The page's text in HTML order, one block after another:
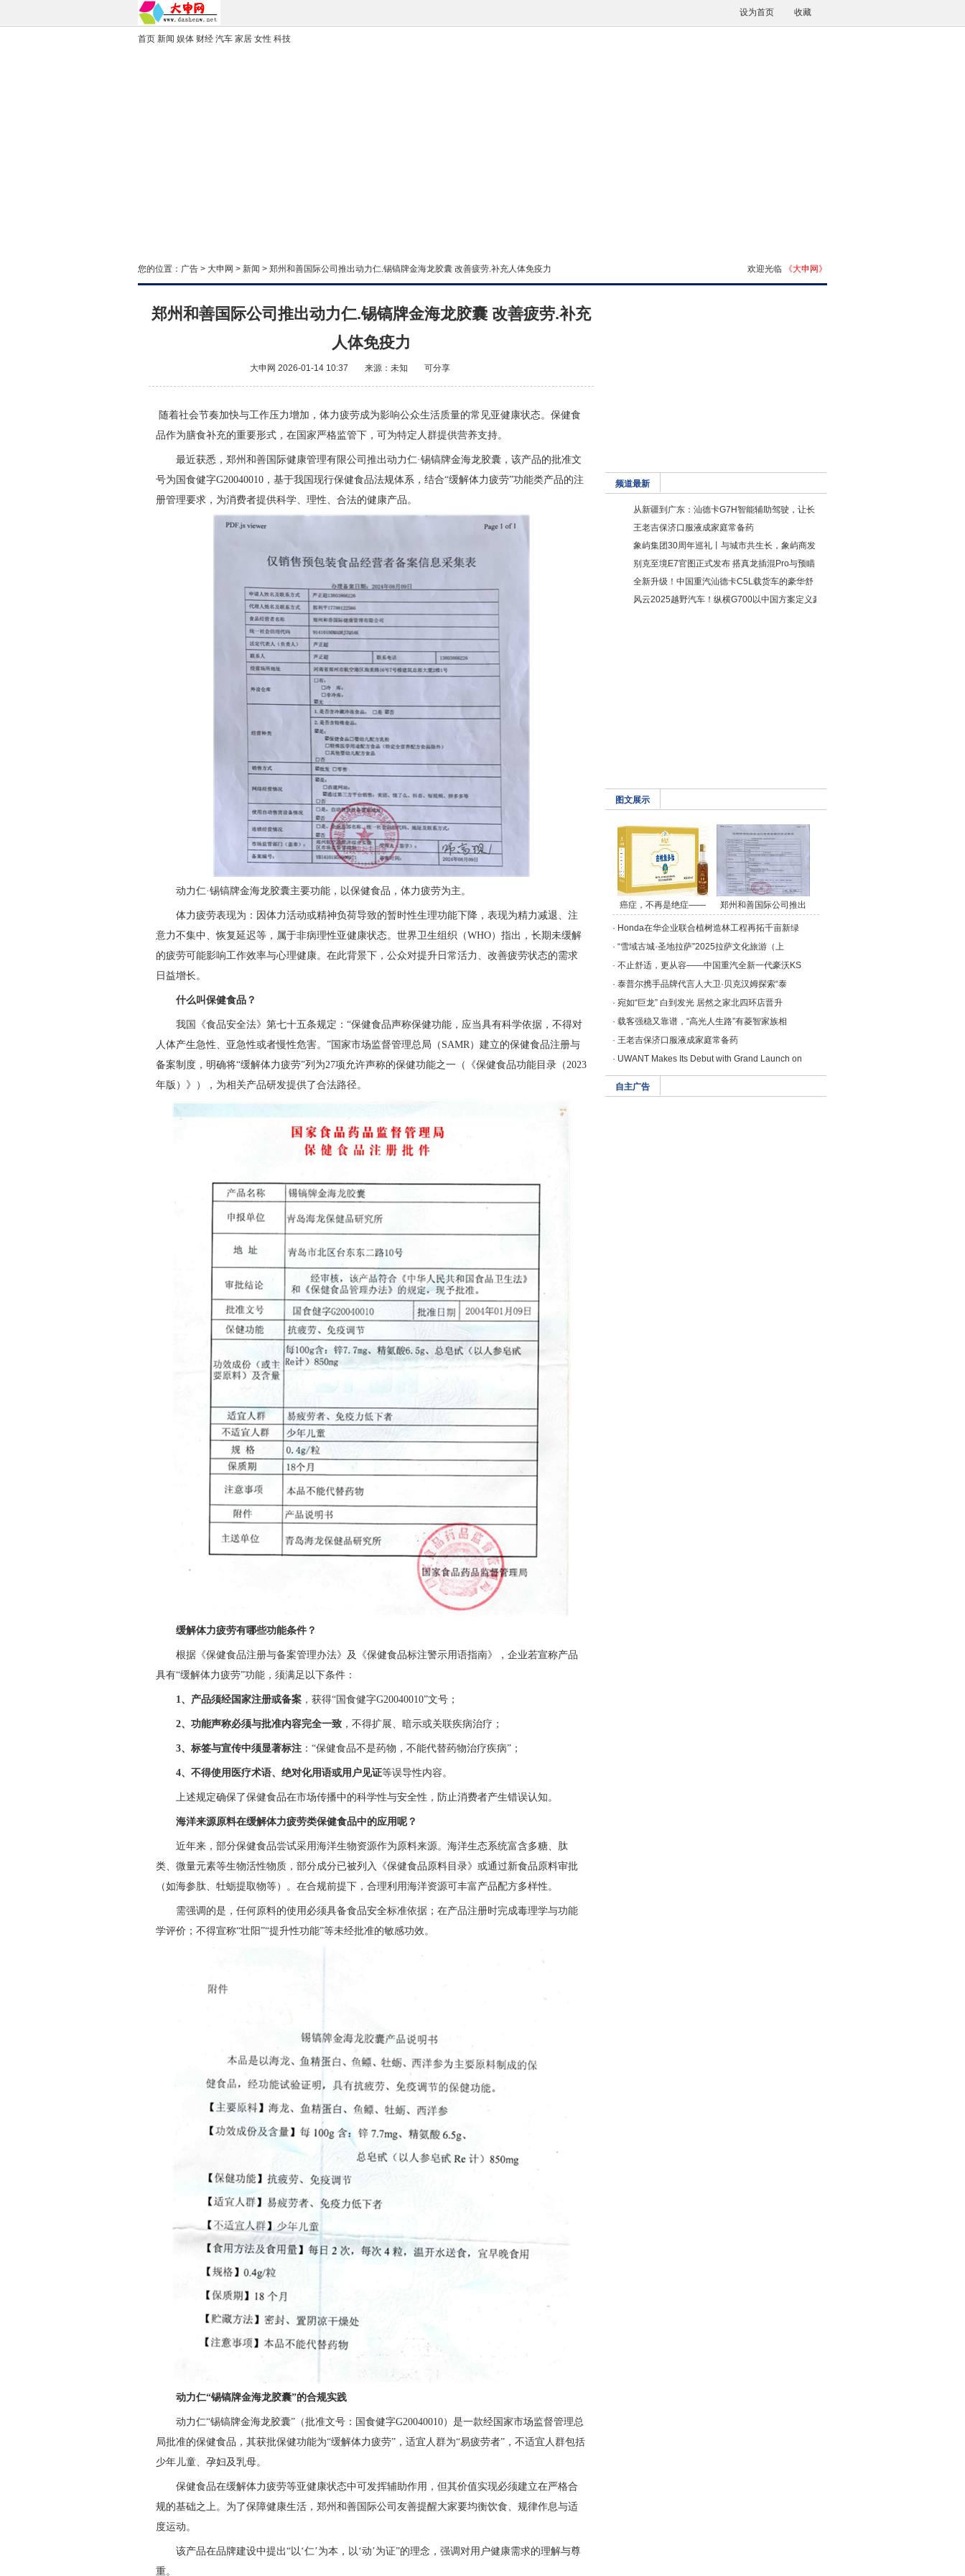
设为首页 收藏
首页 新闻 娱体 财经 汽车 家居 女性 科技
您的位置： 广告 > 大申网 > 新闻 > 郑州和善国际公司推出动力仁.锡镐牌金海龙胶囊 改善疲劳.补充人体免疫力 欢迎光临 《大申网》
郑州和善国际公司推出动力仁.锡镐牌金海龙胶囊 改善疲劳.补充
人体免疫力
大申网 2026-01-14 10:37 来源：未知 可分享
随着社会节奏加快与工作压力增加，体力疲劳成为影响公众生活质量的常见亚健康状态。保健食
品作为膳食补充的重要形式，在国家严格监管下，可为特定人群提供营养支持。
最近获悉，郑州和善国际健康管理有限公司推出动力仁·锡镐牌金海龙胶囊，该产品的批准文
号为国食健字G20040010，基于我国现行保健食品法规体系，结合“缓解体力疲劳”功能类产品的注
册管理要求，为消费者提供科学、理性、合法的健康产品。
动力仁·锡镐牌金海龙胶囊主要功能，以保健食品，体力疲劳为主。
体力疲劳表现为：因体力活动或精神负荷导致的暂时性生理功能下降，表现为精力减退、注
意力不集中、恢复延迟等，属于非病理性亚健康状态。世界卫生组织（WHO）指出，长期未缓解
的疲劳可能影响工作效率与心理健康。在此背景下，公众对提升日常活力、改善疲劳状态的需求
日益增长。
什么叫保健食品？
我国《食品安全法》第七十五条规定：“保健食品声称保健功能，应当具有科学依据，不得对
人体产生急性、亚急性或者慢性危害。”国家市场监督管理总局（SAMR）建立的保健食品注册与
备案制度，明确将“缓解体力疲劳”列为27项允许声称的保健功能之一（《保健食品功能目录（2023
年版）》），为相关产品研发提供了合法路径。
缓解体力疲劳有哪些功能条件？
根据《保健食品注册与备案管理办法》及《保健食品标注警示用语指南》，企业若宣称产品
具有“缓解体力疲劳”功能，须满足以下条件：
1、产品须经国家注册或备案 ，获得“国食健字G20040010”文号；
2、功能声称必须与批准内容完全一致 ，不得扩展、暗示或关联疾病治疗；
3、标签与宣传中须显著标注 ：“保健食品不是药物，不能代替药物治疗疾病”；
4、不得使用医疗术语、绝对化用语或用户见证等误导性内容。
上述规定确保了保健食品在市场传播中的科学性与安全性，防止消费者产生错误认知。
海洋来源原料在缓解体力疲劳类保健食品中的应用呢？
近年来，部分保健食品尝试采用海洋生物资源作为原料来源。海洋生态系统富含多糖、肽
类、微量元素等生物活性物质，部分成分已被列入《保健食品原料目录》或通过新食品原料审批
（如海参肽、牡蛎提取物等）。在合规前提下，合理利用海洋资源可丰富产品配方多样性。
需强调的是，任何原料的使用必须具备食品安全标准依据；在产品注册时完成毒理学与功能
学评价；不得宣称“壮阳”“提升性功能”等未经批准的敏感功效。
动力仁“锡镐牌金海龙胶囊”的合规实践
动力仁“锡镐牌金海龙胶囊”（批准文号：国食健字G20040010）是一款经国家市场监督管理总
局批准的保健食品，其获批保健功能为“缓解体力疲劳”，适宜人群为“易疲劳者”，不适宜人群包括
少年儿童、孕妇及乳母。
保健食品在缓解体力疲劳等亚健康状态中可发挥辅助作用，但其价值实现必须建立在严格合
规的基础之上。为了保障健康生活，郑州和善国际公司友善提醒大家要均衡饮食、规律作息与适
度运动。
该产品在品牌建设中提出“以‘仁’为本，以‘动’为证”的理念，强调对用户健康需求的理解与尊
重。
频道最新
从新疆到广东：汕德卡G7H智能辅助驾驶，让长
王老吉保济口服液成家庭常备药
象屿集团30周年巡礼丨与城市共生长，象屿商发
别克至境E7官图正式发布 搭真龙插混Pro与预瞄
全新升级！中国重汽汕德卡C5L载货车的豪华舒
风云2025越野汽车！纵横G700以中国方案定义豪
图文展示
癌症，不再是绝症—— 郑州和善国际公司推出
· Honda在华企业联合植树造林工程再拓千亩新绿
· “雪域古城·圣地拉萨”2025拉萨文化旅游（上
· 不止舒适，更从容——中国重汽全新一代豪沃KS
· 泰普尔携手品牌代言人大卫·贝克汉姆探索“泰
· 宛如“巨龙” 白到发光 居然之家北四环店晋升
· 载客强稳又靠谱，“高光人生路”有菱智家族相
· 王老吉保济口服液成家庭常备药
· UWANT Makes Its Debut with Grand Launch on
自主广告